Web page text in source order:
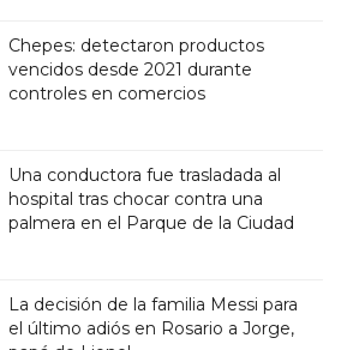
Chepes: detectaron productos
vencidos desde 2021 durante
controles en comercios
Una conductora fue trasladada al
hospital tras chocar contra una
palmera en el Parque de la Ciudad
La decisión de la familia Messi para
el último adiós en Rosario a Jorge,